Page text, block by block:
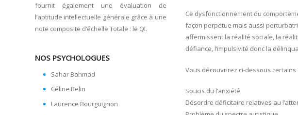
fournit également une évaluation de
l’aptitude intellectuelle générale grâce à une
note composite d’échelle Totale : le QI.
NOS PSYCHOLOGUES
Sahar Bahmad
Céline Belin
Laurence Bourguignon
Ce dysfonctionnement du
façon perpétue mais aussi
affermissent la réalité sociale, la
défiance, l’impulsivité donc la
Vous découvrirez ci-dessous
Soucis du l’anxiété
Désordre déficitaire relatives au